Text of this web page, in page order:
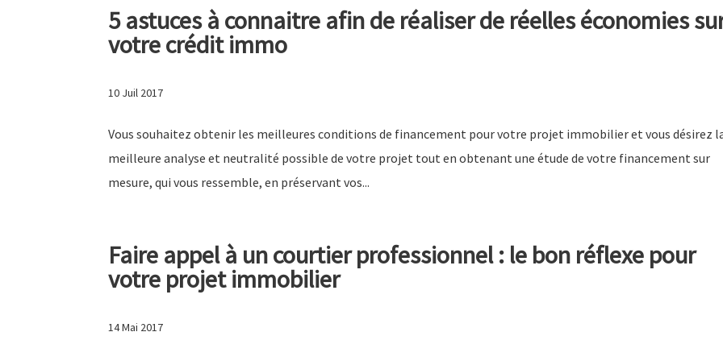
5 astuces à connaitre afin de réaliser de réelles économies
votre crédit immo
10 Juil 2017
Vous souhaitez obtenir les meilleures conditions de financement pour votre projet immobilier et vous désirez
meilleure analyse et neutralité possible de votre projet tout en obtenant une étude de votre financement sur
mesure, qui vous ressemble, en préservant vos...
Faire appel à un courtier professionnel : le bon réflexe pour
votre projet immobilier
14 Mai 2017